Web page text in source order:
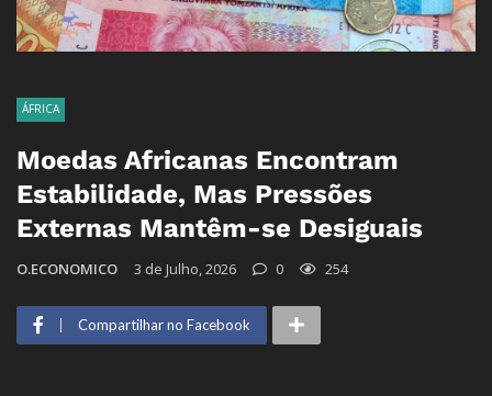
ÁFRICA
Moedas Africanas Encontram
Estabilidade, Mas Pressões
Externas Mantêm-se Desiguais
O.ECONOMICO 3 de Julho, 2026 0 254
Compartilhar no Facebook